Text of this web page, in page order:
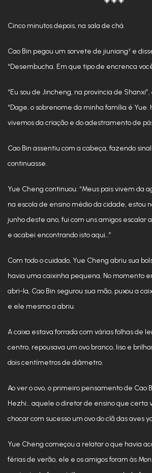
Cinco minutos depois, na sala de chá.
Cao Bin pegou um sorvete de jiuniang⁷ e
“Desembucha. Em que tipo de encrenca
“Eu sou de Jincheng, na província de
“Dage, o sobrenome da minha família é Yue.
vivemos da criação e do adestramento de
Cao Bin assentiu com a cabeça, fazendo
continuasse.
Yue Cheng continuou: “Meus pais vivem da
na escola de ensino médio da cidade, estou
junho deste ano, fui com uns amigos escalar
e acabei encontrando isto aqui…”
Com todo o cuidado, Yue Cheng abriu sua
havia uma caixinha pequena. No momento
abri-la, Cao Bin segurou sua mão, puxou a
e ele mesmo a abriu.
A caixa estava forrada com várias folhas de
centro, repousava um ovo branco, liso e
dois centímetros de diâmetro.
Ao ver o ovo, o primeiro pensamento de Cao
Hezhi… aquele o diretor de ensino que certa
chocar com sucesso um ovo do clã das aves
Yue Cheng começou a relatar o que havia
férias de verão, ele e os amigos foram às